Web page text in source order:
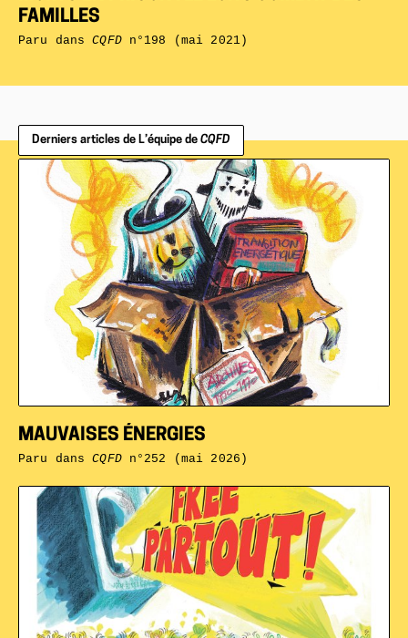
FAMILLES
Paru dansCQFDn°198 (mai 2021)
Derniers articles de L’équipe de CQFD
MAUVAISES ÉNERGIES
Paru dansCQFDn°252 (mai 2026)